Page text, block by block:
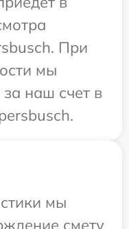
При
мы
наш счет в
мы
смету